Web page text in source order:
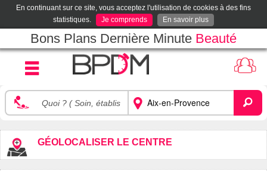
En continuant sur ce site, vous acceptez l'utilisation de cookies à des fins
statistiques.
Je comprends En savoir plus
Bons Plans Dernière Minute Beauté
GÉOLOCALISER LE CENTRE